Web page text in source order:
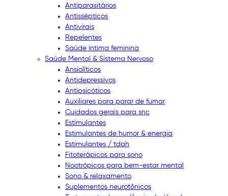
Antiparasitários
Antissépticos
Antivirais
Repelentes
Saúde íntima feminina
Saúde Mental & Sistema Nervoso
Ansiolíticos
Antidepressivos
Antipsicóticos
Auxiliares para parar de fumar
Cuidados gerais para snc
Estimulantes
Estimulantes de humor & energia
Estimulantes / tdah
Fitoterápicos para sono
Nootrópicos para bem-estar mental
Sono & relaxamento
Suplementos neurotônicos